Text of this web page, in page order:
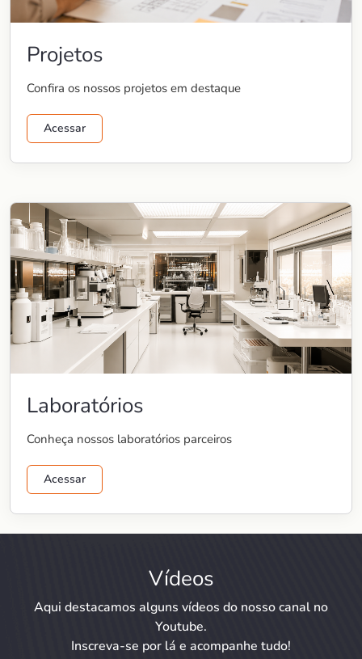
Projetos
Confira os nossos projetos em destaque
Acessar
Laboratórios
Conheça nossos laboratórios parceiros
Acessar
Vídeos
Aqui destacamos alguns vídeos do nosso canal no
Youtube.
Inscreva-se por lá e acompanhe tudo!